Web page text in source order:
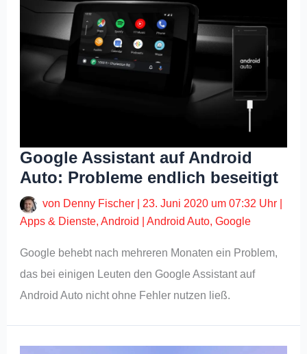
Google Assistant auf Android
Auto: Probleme endlich beseitigt
von Denny Fischer 23. Juni 2020 um 07:32 Uhr
Apps & Dienste,Android |Android Auto,Google
Google behebt nach mehreren Monaten ein Problem,
das bei einigen Leuten den Google Assistant auf
Android Auto nicht ohne Fehler nutzen ließ.